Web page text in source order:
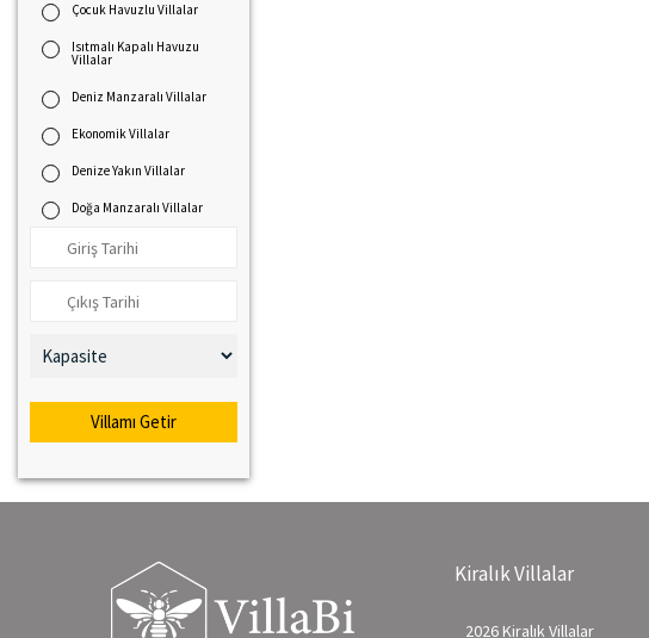
Çocuk Havuzlu Villalar
Isıtmalı Kapalı Havuzu
Villalar
Deniz Manzaralı Villalar
Ekonomik Villalar
Denize Yakın Villalar
Doğa Manzaralı Villalar
Villamı Getir
Kiralık Villalar
2026 Kiralık Villalar